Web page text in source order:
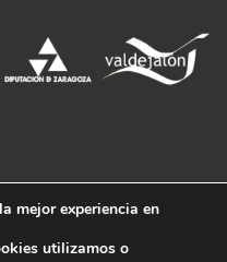
Estudios Almunienses
mejor experiencia en
utilizamos o